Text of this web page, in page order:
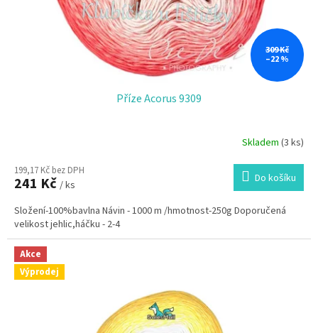
309 Kč
–22 %
Příze Acorus 9309
Skladem (3 ks)
199,17 Kč bez DPH
241 Kč / ks Do košíku
Složení-100%bavlna Návin - 1000 m /hmotnost-250g Doporučená
velikost jehlic,háčku - 2-4
Akce
Výprodej